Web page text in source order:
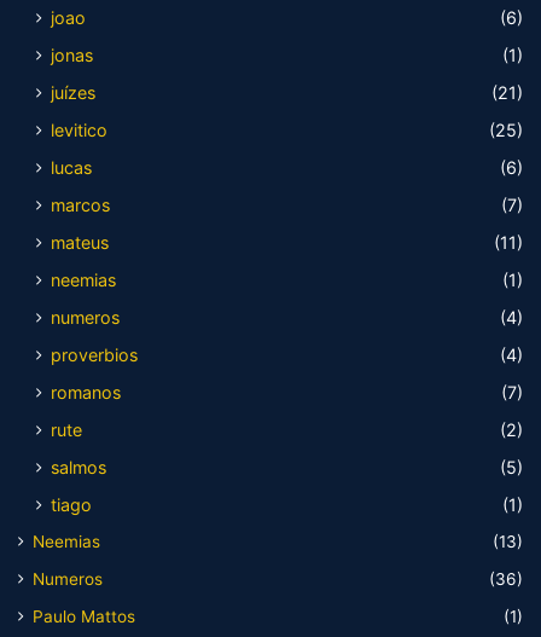
joao
(6)
jonas
(1)
juízes
(21)
levitico
(25)
lucas
(6)
marcos
(7)
mateus
(11)
neemias
(1)
numeros
(4)
proverbios
(4)
romanos
(7)
rute
(2)
salmos
(5)
tiago
(1)
Neemias
(13)
Numeros
(36)
Paulo Mattos
(1)